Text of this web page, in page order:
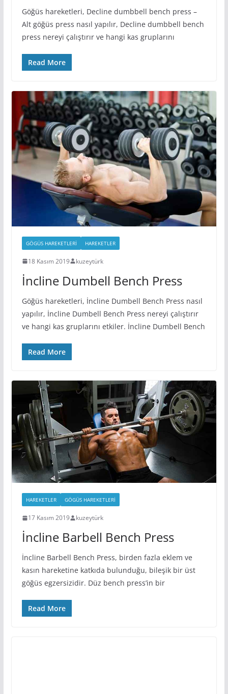
Göğüs hareketleri, Decline dumbbell bench press –
Alt göğüs press nasıl yapılır, Decline dumbbell bench
press nereyi çalıştırır ve hangi kas gruplarını
Read More
GÖGÜS HAREKETLERI HAREKETLER
18 Kasım 2019 kuzeytürk
İncline Dumbell Bench Press
Göğüs hareketleri, İncline Dumbell Bench Press nasıl
yapılır, İncline Dumbell Bench Press nereyi çalıştırır
ve hangi kas gruplarını etkiler. İncline Dumbell Bench
Read More
HAREKETLER GÖGÜS HAREKETLERI
17 Kasım 2019 kuzeytürk
İncline Barbell Bench Press
İncline Barbell Bench Press, birden fazla eklem ve
kasın hareketine katkıda bulunduğu, bileşik bir üst
göğüs egzersizidir. Düz bench press’in bir
Read More